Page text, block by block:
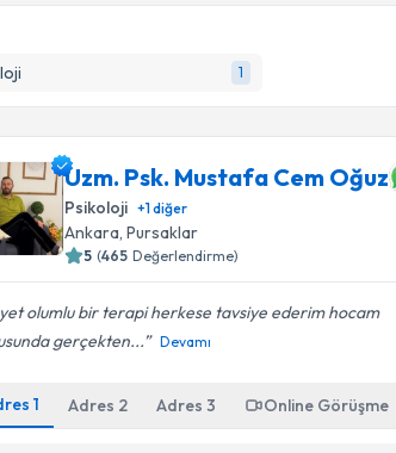
1
Uzm. Psk. Mustafa Cem Oğuz
Psikoloji +1diğer
Ankara, Pursaklar
5 (465 Değerlendirme)
olumlu bir terapi herkese tavsiye ederim hocam
gerçekten...
Devamı
1 Adres 2 Adres3 Online Görüşme